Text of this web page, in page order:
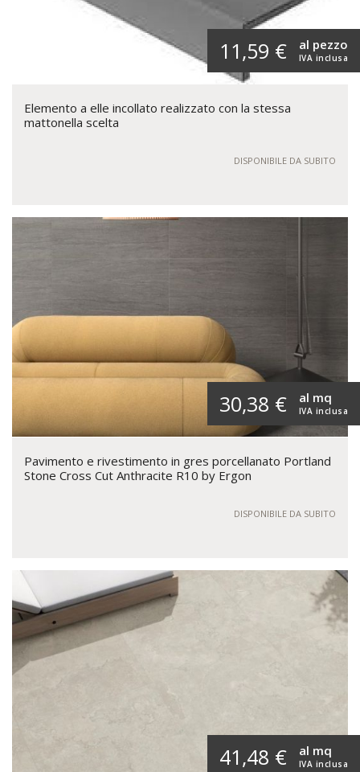
11,59 € IVA inclusa
al pezzo
Elemento a elle incollato realizzato con la stessa
mattonella scelta
DISPONIBILE DA SUBITO
30,38 € IVA inclusa
al mq
Pavimento e rivestimento in gres porcellanato Portland
Stone Cross Cut Anthracite R10 by Ergon
DISPONIBILE DA SUBITO
41,48 € IVA inclusa
al mq